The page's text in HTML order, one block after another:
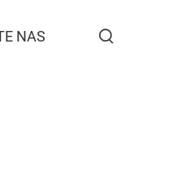
NAS